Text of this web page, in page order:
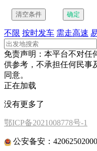
不限 按时发车 需走高速
免责声明：本平台不对任
供参考，不承担任何民事
同意。
正在加载
没有更多了
鄂ICP备2021008778号-1
公安备安：